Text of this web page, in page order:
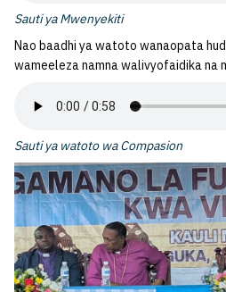
Sauti ya Mwenyekiti
Nao baadhi ya watoto wanaopata
wameeleza namna walivyofaidika na
Sauti ya watoto wa Compasion